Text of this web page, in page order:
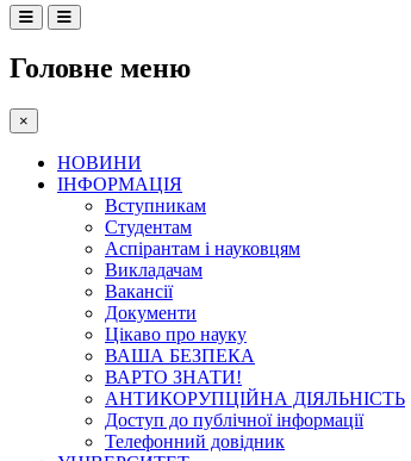
Головне меню
×
НОВИНИ
ІНФОРМАЦІЯ
Вступникам
Студентам
Аспірантам і науковцям
Викладачам
Вакансії
Документи
Цікаво про науку
ВАША БЕЗПЕКА
ВАРТО ЗНАТИ!
АНТИКОРУПЦІЙНА ДІЯЛЬНІСТЬ
Доступ до публічної інформації
Телефонний довідник